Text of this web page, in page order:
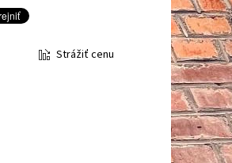
Strážiť cenu